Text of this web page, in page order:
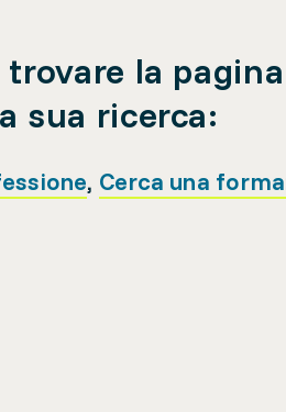
la
sua ricerca:
, Cerca una